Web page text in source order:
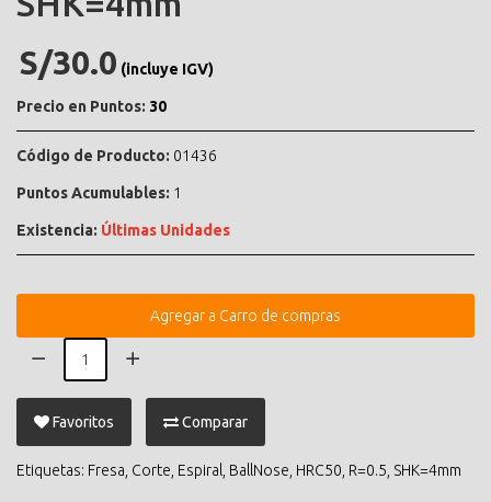
S/30.0 (incluye IGV)
Precio en Puntos: 30
Código de Producto: 01436
Puntos Acumulables: 1
Existencia: Últimas Unidades
Agregar a Carro de compras
Favoritos Comparar
Etiquetas: Fresa Corte Espiral BallNose HRC50 R=0.5 SHK=4mm